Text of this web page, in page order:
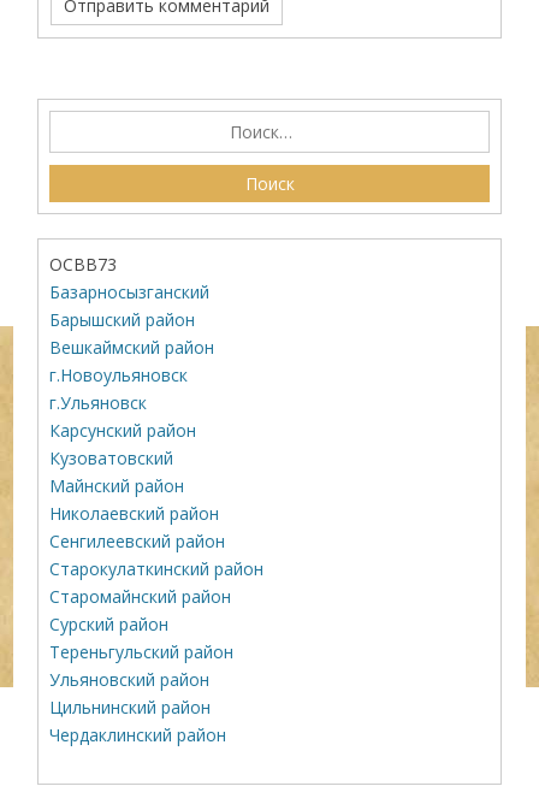
ОСВВ73
Базарносызганский
Барышский район
Вешкаймский район
г.Новоульяновск
г.Ульяновск
Карсунский район
Кузоватовский
Майнский район
Николаевский район
Сенгилеевский район
Старокулаткинский район
Старомайнский район
Сурский район
Тереньгульский район
Ульяновский район
Цильнинский район
Чердаклинский район